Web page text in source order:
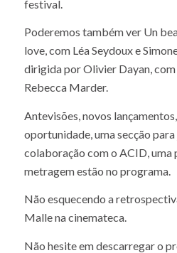
festival.
Poderemos também ver Un
love, com Léa Seydoux e
dirigida por Olivier Dayan,
Rebecca Marder.
Antevisões, novos
oportunidade, uma secção para
colaboração com o ACID, uma
metragem estão no programa.
Não esquecendo a
Malle na cinemateca.
Não hesite em descarregar o